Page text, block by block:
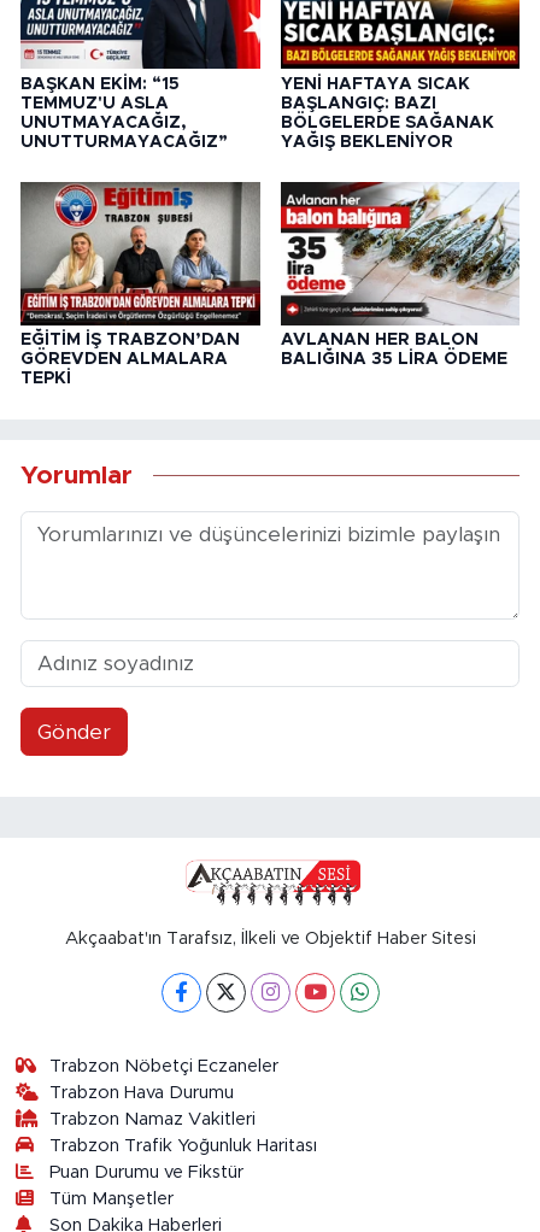
BAŞKAN EKİM: “15
TEMMUZ'U ASLA
UNUTMAYACAĞIZ,
UNUTTURMAYACAĞIZ”
YENİ HAFTAYA SICAK
BAŞLANGIÇ: BAZI
BÖLGELERDE SAĞANAK
YAĞIŞ BEKLENİYOR
EĞİTİM İŞ TRABZON’DAN
GÖREVDEN ALMALARA
TEPKİ
AVLANAN HER BALON
BALIĞINA 35 LİRA ÖDEME
Yorumlar
Gönder
Akçaabat'ın Tarafsız, İlkeli ve Objektif Haber Sitesi
Trabzon Nöbetçi Eczaneler
Trabzon Hava Durumu
Trabzon Namaz Vakitleri
Trabzon Trafik Yoğunluk Haritası
Puan Durumu ve Fikstür
Tüm Manşetler
Son Dakika Haberleri